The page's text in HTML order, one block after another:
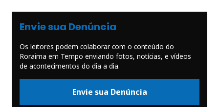
Envie sua Denúncia
Os leitores podem colaborar com o conteúdo do
Roraima em Tempo enviando fotos, notícias, e vídeos
de acontecimentos do dia a dia.
Envie sua Denúncia